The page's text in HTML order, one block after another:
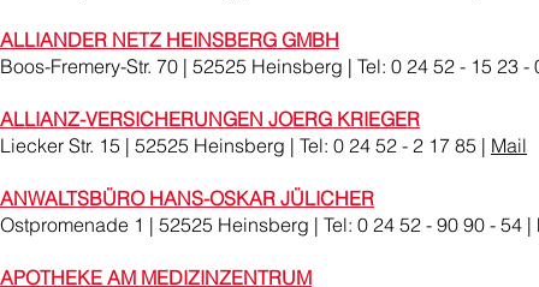
ALLIANDER NETZ HEINSBERG GMBH
Boos-Fremery-Str. 70 | 52525 Heinsberg | Tel: 0 24 52 - 15 23 -
ALLIANZ-VERSICHERUNGEN JOERG KRIEGER
Liecker Str. 15 | 52525 Heinsberg | Tel: 0 24 52 - 2 17 85 | Mail
ANWALTSBÜRO HANS-OSKAR JÜLICHER
Ostpromenade 1 | 52525 Heinsberg | Tel: 0 24 52 - 90 90 - 54
APOTHEKE AM MEDIZINZENTRUM